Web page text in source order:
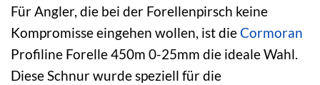
Für Angler, die bei der Forellenpirsch keine
Kompromisse eingehen wollen, ist dieCormoran
Profiline Forelle 450m 0-25mm die ideale Wahl.
Diese Schnur wurde speziell für die